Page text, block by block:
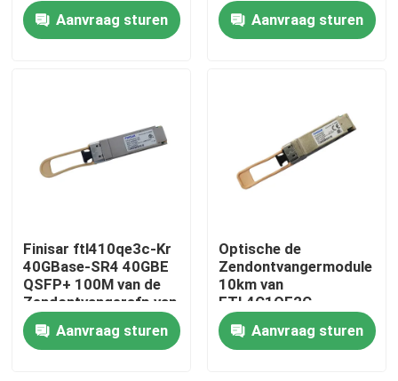
Nvidia AI-producten
de Module van 100G QSFP28
10G SFP-Module
Finisar Optische Zendontvanger
MTP/MPO-ontvanger
Aanvraag sturen
Qsfp
Aanvraag sturen
Finisar ftl410qe3c-Kr
40GBase-SR4 40GBE
QSFP+ 100M van de
Zendontvangersfp van
850nm MMF SR4 de
Programmeur Write
Aanvraag sturen
Optische de
Zendontvangermodule
10km van
FTL4C1QE2C
40GBASE-LR4 QSFP+
Enige Wijzevezel
Aanvraag sturen